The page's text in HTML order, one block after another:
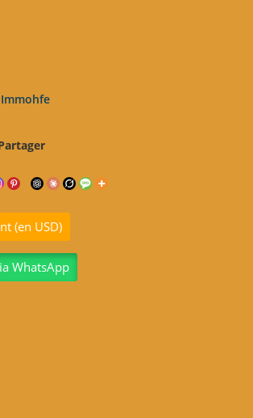
(en USD)
WhatsApp